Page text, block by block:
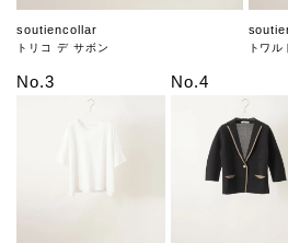
soutiencollar
トリコ デ サボン トワ
No.3 No.4